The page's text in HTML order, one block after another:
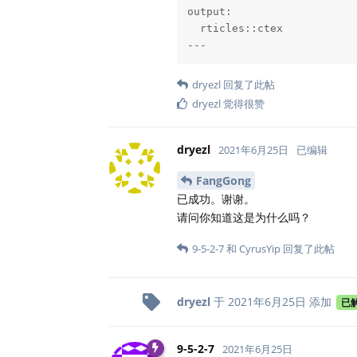
output:
  rticles::ctex
---
dryezl 回复了此帖
dryezl觉得很赞
dryezl 2021年6月25日 已编辑
FangGong
已成功。谢谢。
请问你知道这是为什么吗？
9-5-2-7和 CyrusYip 回复了此帖
dryezl 于 2021年6月25日 添加 已
9-5-2-7 2021年6月25日